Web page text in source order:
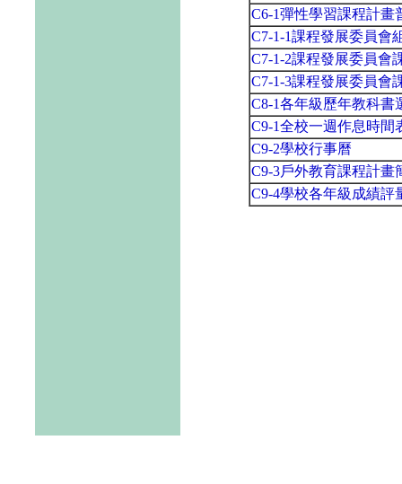
C6-1彈性學習課程計畫
C7-1-1課程發展委員會
C7-1-2課程發展委員會
C7-1-3課程發展委員會
C8-1各年級歷年教科書
C9-1全校一週作息時間
C9-2學校行事曆
C9-3戶外教育課程計畫
C9-4學校各年級成績評